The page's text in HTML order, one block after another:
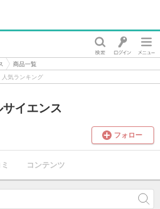
商品一覧
人気ランキング
イエンス
フォロー
コンテンツ